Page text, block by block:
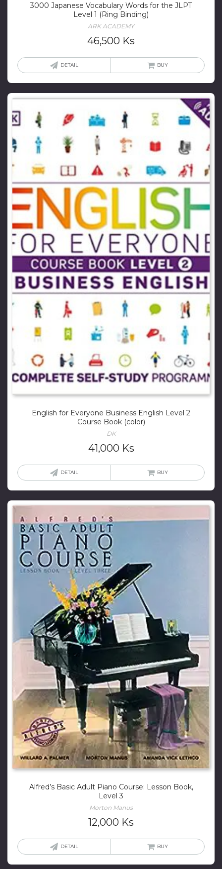
3000 Japanese Vocabulary Words for the JLPT
Level 1 (Ring Binding)
ARK ACADEMY
46,500 Ks
DETAIL BUY
English for Everyone Business English Level 2
Course Book (color)
DK
41,000 Ks
DETAIL BUY
Alfred’s Basic Adult Piano Course: Lesson Book,
Level 3
Morton Manus
12,000 Ks
DETAIL BUY